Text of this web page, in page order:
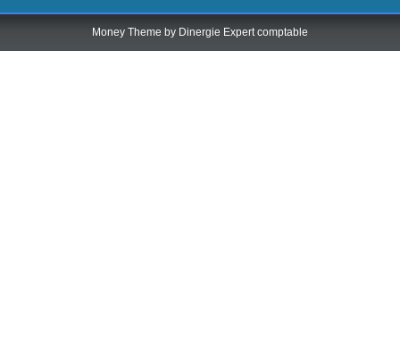
Money Theme by Dinergie Expert comptable